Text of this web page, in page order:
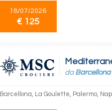
18/07/2026
€ 125
da Barcellona
Barcellona, La Goulette, Palermo,